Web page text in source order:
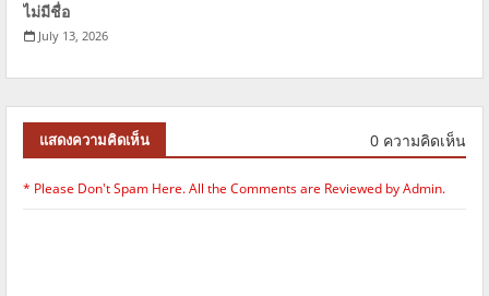
ไม่มีชื่อ
July 13, 2026
แสดงความคิดเห็น 0 ความคิดเห็น
* Please Don't Spam Here. All the Comments are Reviewed by Admin.